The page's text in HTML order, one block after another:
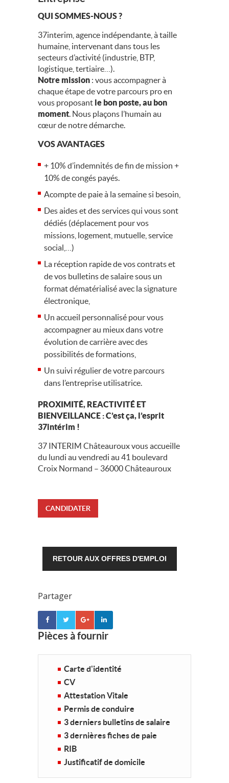
QUI SOMMES-NOUS ?
37interim, agence indépendante, à taille
humaine, intervenant dans tous les
secteurs d’activité (industrie, BTP,
logistique, tertiaire…).
Notre mission : vous accompagner à
chaque étape de votre parcours pro en
vous proposant le bon poste, au bon
moment. Nous plaçons l’humain au
cœur de notre démarche.
VOS AVANTAGES
+ 10% d’indemnités de fin de mission +
10% de congés payés.
Acompte de paie à la semaine si besoin,
Des aides et des services qui vous sont
dédiés (déplacement pour vos
missions, logement, mutuelle, service
social,…)
La réception rapide de vos contrats et
de vos bulletins de salaire sous un
format dématérialisé avec la signature
électronique,
Un accueil personnalisé pour vous
accompagner au mieux dans votre
évolution de carrière avec des
possibilités de formations,
Un suivi régulier de votre parcours
dans l’entreprise utilisatrice.
PROXIMITÉ, REACTIVITÉ ET
BIENVEILLANCE : C’est ça, l’esprit
37intérim !
37 INTERIM Châteauroux vous accueille
du lundi au vendredi au 41 boulevard
Croix Normand – 36000 Châteauroux
CANDIDATER
RETOUR AUX OFFRES D'EMPLOI
Partager
Pièces à fournir
Carte d'identité
CV
Attestation Vitale
Permis de conduire
3 derniers bulletins de salaire
3 dernières fiches de paie
RIB
Justificatif de domicile